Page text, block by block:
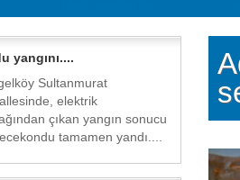
yangını....
Sultanmurat
elektrik
çıkan yangın sonucu
tamamen yandı....